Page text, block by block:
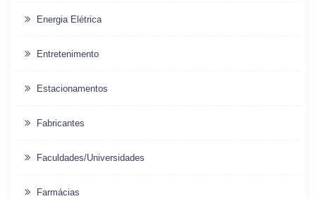
Energia Elétrica
Entretenimento
Estacionamentos
Fabricantes
Faculdades/Universidades
Farmácias